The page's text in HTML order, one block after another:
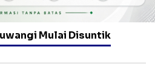
Mulai Disuntik